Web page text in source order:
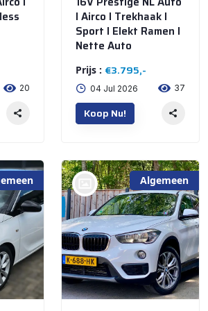
20
I Airco I Trekhaak I
Sport I Elekt Ramen I
Nette Auto
Prijs : €3.795,-
04 Jul 2026 37
Koop Nu!
Algemeen